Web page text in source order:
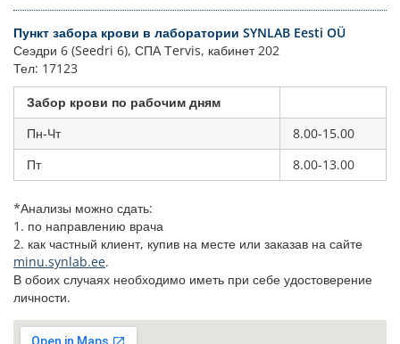
Пункт забора крови в лаборатории SYNLAB Eesti OÜ
Сеэдри 6 (Seedri 6), СПА Тervis, кабинет 202
Тел: 17123
Забор крови по рабочим дням
Пн-Чт
8.00-15.00
Пт
8.00-13.00
*Анализы можно сдать:
1. по направлению врача
2. как частный клиент, купив на месте или заказав на сайте
minu.synlab.ee.
В обоих случаях необходимо иметь при себе удостоверение
личности.